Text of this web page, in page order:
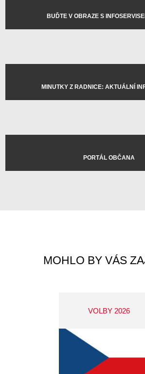
BUĎTE V OBRAZE S
MINUTKY Z RADNICE: AKTUÁLNÍ
PORTÁL OBČANA
MOHLO BY VÁS
VOLBY 2026